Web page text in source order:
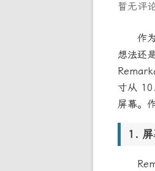
暂无评
作
想法还
寸从
屏幕。